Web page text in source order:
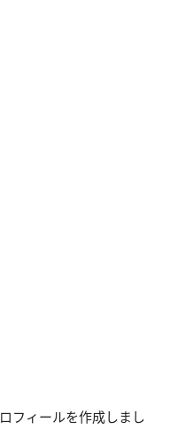
フィールを作成しまし